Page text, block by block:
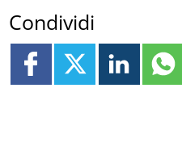
Condividi